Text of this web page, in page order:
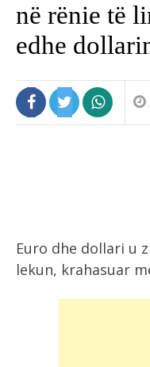
në rënie të
edhe
Euro dhe dollari u
lekun, krahasuar